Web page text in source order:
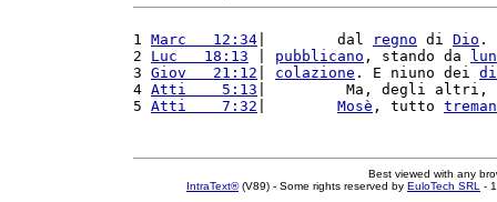
1 Marc   12:34 |        dal regno di Dio .
2 Luc   18:13 pubblicano , stando da
3 Giov   21:12 colazione . E niuno dei
4 Atti    5:13 |         Ma, degli altri,
5 Atti    7:32 Mosè , tutto
Best viewed with any
IntraText®(V89) - Some rights reserved by EuloTech SRL -